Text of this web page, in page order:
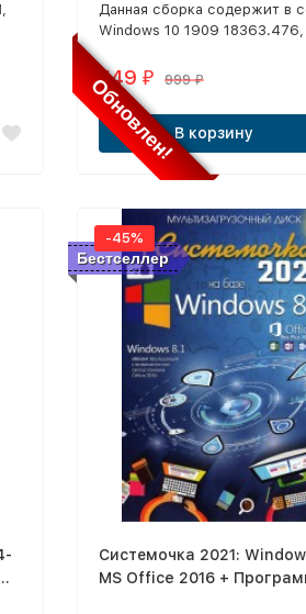
Обновлен!
ПРОГРАММЫ НА КАЖДЫЙ
Данная сборка содержит в
Windows 10 1909 18363.476,
английских редакций х86/
основанный на оригинальных
образах, с
обновлениями по 2020 год
549 ₽ 999₽
В корзину
Бестселлер
-45%
Системочка 2021:
MS Office 2016 +